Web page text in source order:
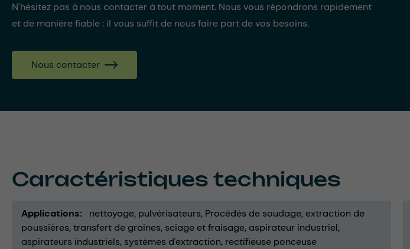
N'hésitez pas à nous contacter à tout moment. Nous vous répondrons rapidement
et de manière fiable : il vous suffit de nous faire part de vos besoins.
Nous contacter
Caractéristiques techniques
Applications nettoyage pulvérisateurs Procédés de soudage extraction de
poussières transfert de graines sciage et fraisage aspirateur industriel
aspirateurs industriels systèmes d'extraction rectifieuse ponceuse